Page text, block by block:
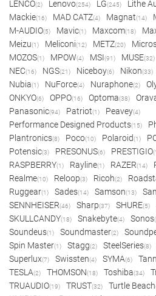
LENCO(2) Lenovo(254) LG(245) Lithe
Mackie(16) MAD CATZ(4) Magnat(14)
M-AUDIO(5) Mavic(1) Maxcom(18)
Meizu(1) Meliconi(12) METZ(20)
MOZOS(1) MPOW(4) MSI(91) MUSE(32)
NEC(16) NGS(21) Niceboy(6) Nikon(33)
Nubia(1) NuForce(4) Nuraphone(2)
ONKYO(6) OPPO(16) Optoma(38)
Panasonic(94) Patriot(1) Peavey(4)
Performance Designed Products(15)
Plantronics(8) Poco(10) Polaroid(1)
Potensic(3) PRESONUS(6) PRESTIGIO
RASPBERRY(1) Rayline(1) RAZER(14)
Realme(10) Reloop(3) Ricoh(2)
Ruggear(1) Sades(14) Samson(13)
SENNHEISER(46) Sharp(37) SHURE(5)
SKULLCANDY(18) Snakebyte(4) Sonos
Soundeus(1) Soundmaster(2)
Spin Master(1) Stagg(2) SteelSeries(8)
Superlux(7) Swissten(4) SYMA(6)
TESLA(2) THOMSON(18) Toshiba(34)
TRUAUDIO(19) TRUST(32) Turtle Beach